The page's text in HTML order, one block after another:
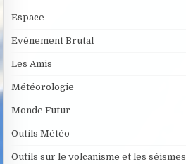
Espace
Evènement Brutal
Les Amis
Météorologie
Monde Futur
Outils Météo
Outils sur le volcanisme et les séismes